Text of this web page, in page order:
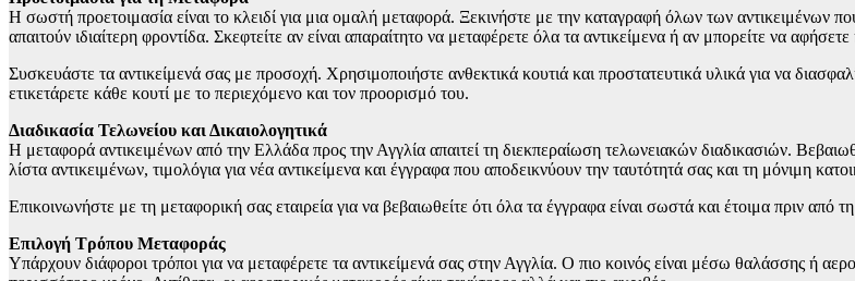
Η σωστή προετοιμασία είναι το κλειδί για μια ομαλή μεταφορά. Ξεκινήστε με την καταγραφή όλων των αντικειμένων
απαιτούν ιδιαίτερη φροντίδα. Σκεφτείτε αν είναι απαραίτητο να μεταφέρετε όλα τα αντικείμενα ή αν μπορείτε να
Συσκευάστε τα αντικείμενά σας με προσοχή. Χρησιμοποιήστε ανθεκτικά κουτιά και προστατευτικά υλικά για να
ετικετάρετε κάθε κουτί με το περιεχόμενο και τον προορισμό του.
Διαδικασία Τελωνείου και Δικαιολογητικά
Η μεταφορά αντικειμένων από την Ελλάδα προς την Αγγλία απαιτεί τη διεκπεραίωση τελωνειακών διαδικασιών.
λίστα αντικειμένων, τιμολόγια για νέα αντικείμενα και έγγραφα που αποδεικνύουν την ταυτότητά σας και τη μόνιμη
Επικοινωνήστε με τη μεταφορική σας εταιρεία για να βεβαιωθείτε ότι όλα τα έγγραφα είναι σωστά και έτοιμα πριν
Επιλογή Τρόπου Μεταφοράς
Υπάρχουν διάφοροι τρόποι για να μεταφέρετε τα αντικείμενά σας στην Αγγλία. Ο πιο κοινός είναι μέσω θαλάσσης ή